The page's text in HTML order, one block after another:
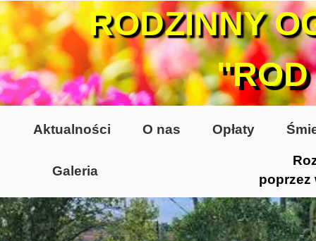
poprzez
Galeria
Lata 70-te, lata 80-te
Aktualności O nas Opłaty
RODZINNY